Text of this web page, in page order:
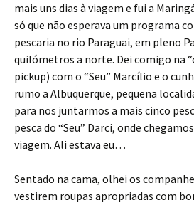
mais uns dias à viagem e fui a
só que não esperava um programa
pescaria no rio Paraguai, em pleno
quilómetros a norte. Dei comigo na
pickup) com o “Seu” Marcílio e o
rumo a Albuquerque, pequena
para nos juntarmos a mais cinco
pesca do “Seu” Darci, onde
viagem. Ali estava eu…
Sentado na cama, olhei os
vestirem roupas apropriadas com